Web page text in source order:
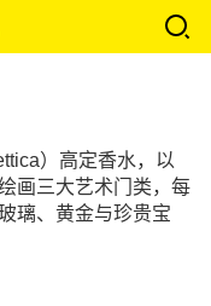
）高定香水，以
画三大艺术门类，每
璃、黄金与珍贵宝